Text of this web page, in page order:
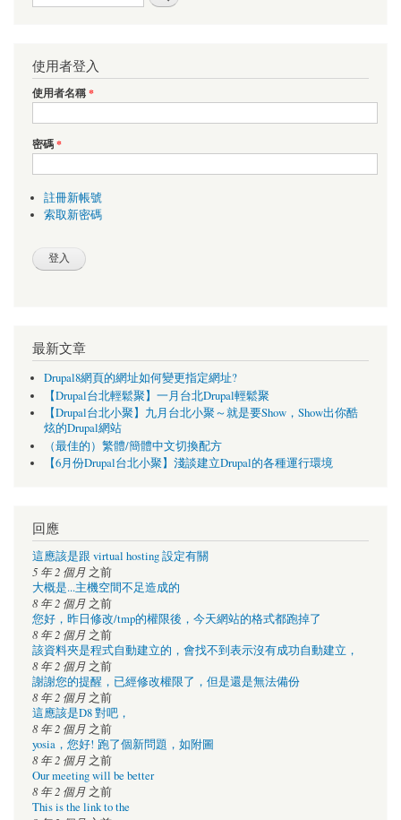
使用者登入
使用者名稱*
密碼*
註冊新帳號
索取新密碼
最新文章
Drupal8網頁的網址如何變更指定網址?
【Drupal台北輕鬆聚】一月台北Drupal輕鬆聚
【Drupal台北小聚】九月台北小聚～就是要Show，Show出你酷
炫的Drupal網站
（最佳的）繁體/簡體中文切換配方
【6月份Drupal台北小聚】淺談建立Drupal的各種運行環境
回應
這應該是跟 virtual hosting 設定有關
5 年 2 個月 之前
大概是...主機空間不足造成的
8 年 2 個月 之前
您好，昨日修改/tmp的權限後，今天網站的格式都跑掉了
8 年 2 個月 之前
該資料夾是程式自動建立的，會找不到表示沒有成功自動建立，
8 年 2 個月 之前
謝謝您的提醒，已經修改權限了，但是還是無法備份
8 年 2 個月 之前
這應該是D8 對吧，
8 年 2 個月 之前
yosia，您好! 跑了個新問題，如附圖
8 年 2 個月 之前
Our meeting will be better
8 年 2 個月 之前
This is the link to the